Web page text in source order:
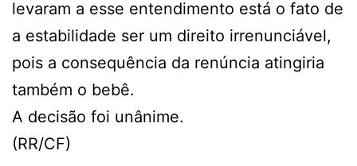
levaram a esse entendimento está o fato de
a estabilidade ser um direito irrenunciável,
pois a consequência da renúncia atingiria
também o bebê.
A decisão foi unânime.
(RR/CF)